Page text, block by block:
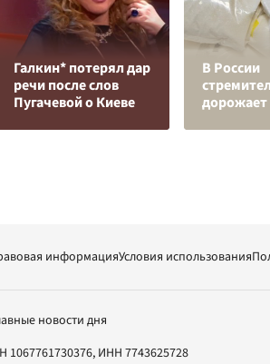
Галкин* потерял дар
речи после слов
Пугачевой о Киеве
В России
дорожает
информацияУсловия использования
новости дня
1067761730376, ИНН 7743625728